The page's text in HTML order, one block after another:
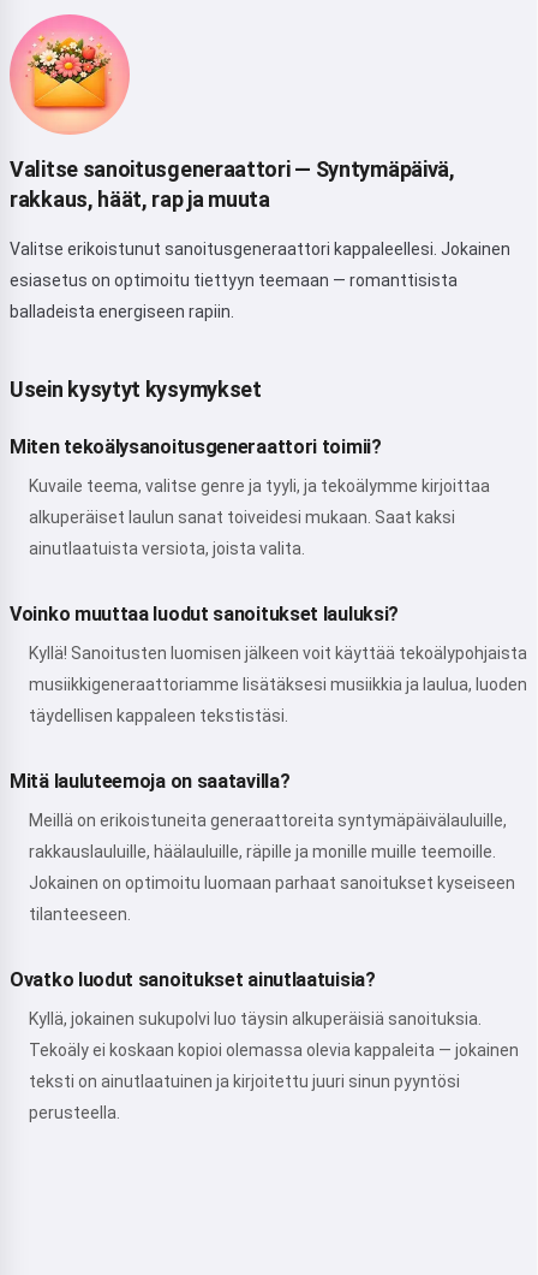
Valitse sanoitusgeneraattori — Syntymäpäivä,
rakkaus, häät, rap ja muuta
Valitse erikoistunut sanoitusgeneraattori kappaleellesi. Jokainen
esiasetus on optimoitu tiettyyn teemaan — romanttisista
balladeista energiseen rapiin.
Usein kysytyt kysymykset
Miten tekoälysanoitusgeneraattori toimii?
Kuvaile teema, valitse genre ja tyyli, ja tekoälymme kirjoittaa
alkuperäiset laulun sanat toiveidesi mukaan. Saat kaksi
ainutlaatuista versiota, joista valita.
Voinko muuttaa luodut sanoitukset lauluksi?
Kyllä! Sanoitusten luomisen jälkeen voit käyttää tekoälypohjaista
musiikkigeneraattoriamme lisätäksesi musiikkia ja laulua, luoden
täydellisen kappaleen tekstistäsi.
Mitä lauluteemoja on saatavilla?
Meillä on erikoistuneita generaattoreita syntymäpäivälauluille,
rakkauslauluille, häälauluille, räpille ja monille muille teemoille.
Jokainen on optimoitu luomaan parhaat sanoitukset kyseiseen
tilanteeseen.
Ovatko luodut sanoitukset ainutlaatuisia?
Kyllä, jokainen sukupolvi luo täysin alkuperäisiä sanoituksia.
Tekoäly ei koskaan kopioi olemassa olevia kappaleita — jokainen
teksti on ainutlaatuinen ja kirjoitettu juuri sinun pyyntösi
perusteella.